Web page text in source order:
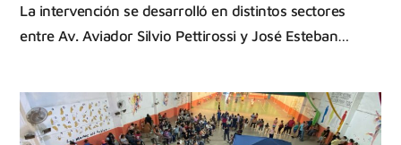
La intervención se desarrolló en distintos sectores
entre Av. Aviador Silvio Pettirossi y José Esteban…